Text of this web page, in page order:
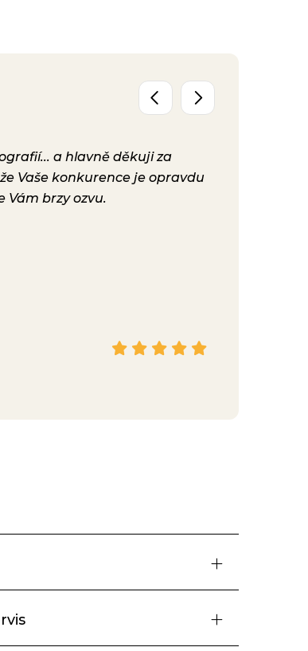
a hlavně děkuji za
Vaše konkurence je opravdu
Vám brzy ozvu.